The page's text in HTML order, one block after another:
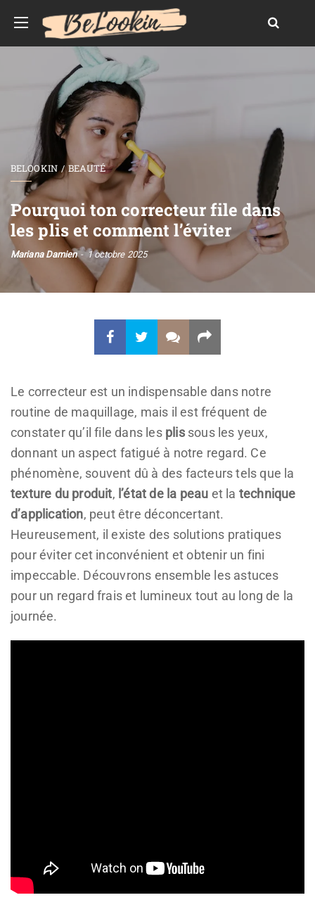
BELOOKIN BEAUTÉ
Pourquoi ton correcteur file dans
les plis et comment l’éviter
Mariana Damien 1 octobre 2025
Le correcteur est un indispensable dans notre
routine de maquillage, mais il est fréquent de
constater qu’il file dans les plissous les yeux,
donnant un aspect fatigué à notre regard. Ce
phénomène, souvent dû à des facteurs tels que la
texture du produit, l’état de la peau et la technique
d’application, peut être déconcertant.
Heureusement, il existe des solutions pratiques
pour éviter cet inconvénient et obtenir un fini
impeccable. Découvrons ensemble les astuces
pour un regard frais et lumineux tout au long de la
journée.